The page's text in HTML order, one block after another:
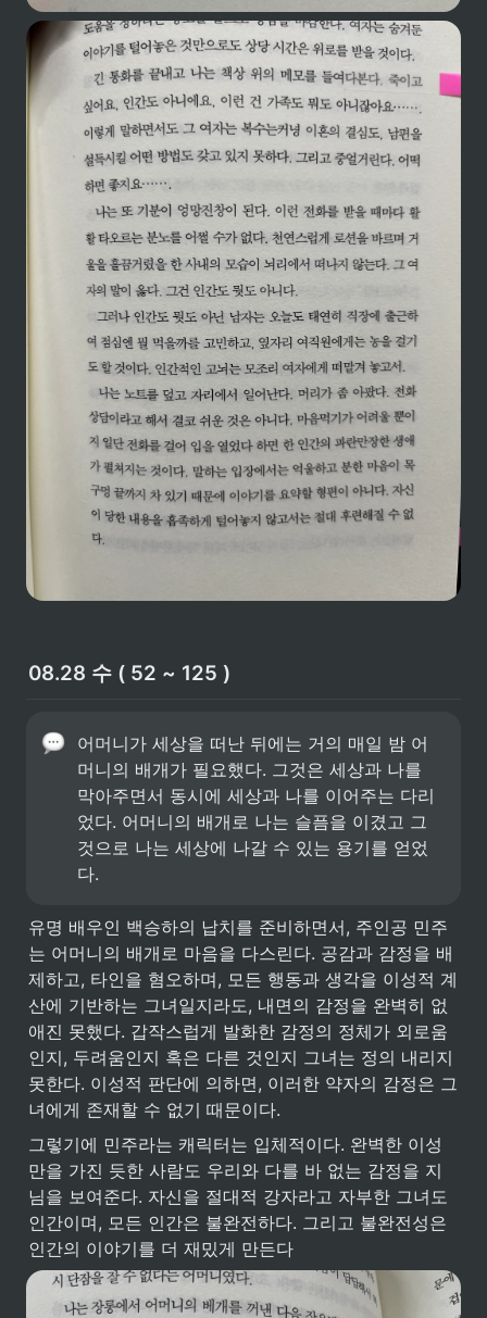
08.28 수 ( 52 ~ 125 )
어머니가 세상을 떠난 뒤에는 거의 매일 밤 어
머니의 배개가 필요했다. 그것은 세상과 나를
막아주면서 동시에 세상과 나를 이어주는 다리
었다. 어머니의 배개로 나는 슬픔을 이겼고 그
것으로 나는 세상에 나갈 수 있는 용기를 얻었
다.
유명 배우인 백승하의 납치를 준비하면서, 주인공 민주
는 어머니의 배개로 마음을 다스린다. 공감과 감정을 배
제하고, 타인을 혐오하며, 모든 행동과 생각을 이성적 계
산에 기반하는 그녀일지라도, 내면의 감정을 완벽히 없
애진 못했다. 갑작스럽게 발화한 감정의 정체가 외로움
인지, 두려움인지 혹은 다른 것인지 그녀는 정의 내리지
못한다. 이성적 판단에 의하면, 이러한 약자의 감정은 그
녀에게 존재할 수 없기 때문이다.
그렇기에 민주라는 캐릭터는 입체적이다. 완벽한 이성
만을 가진 듯한 사람도 우리와 다를 바 없는 감정을 지
님을 보여준다. 자신을 절대적 강자라고 자부한 그녀도
인간이며, 모든 인간은 불완전하다. 그리고 불완전성은
인간의 이야기를 더 재밌게 만든다